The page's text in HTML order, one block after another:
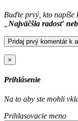
Buďte prvý, kto napíše
Najväčšia radosť
Pridaj prvý komentár k
×
Prihlásenie
Na to aby ste mohli
Prihlasovacie meno